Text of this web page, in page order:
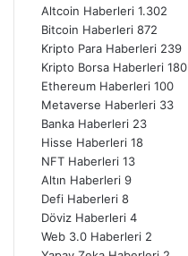
Altcoin Haberleri 1.302
Bitcoin Haberleri 872
Kripto Para Haberleri 239
Kripto Borsa Haberleri 180
Ethereum Haberleri 100
Metaverse Haberleri 33
Banka Haberleri 23
Hisse Haberleri 18
NFT Haberleri 13
Altın Haberleri 9
Defi Haberleri 8
Döviz Haberleri 4
Web 3.0 Haberleri 2